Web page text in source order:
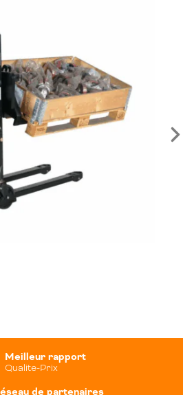
Meilleur rapport
Qualite-Prix
de partenaires